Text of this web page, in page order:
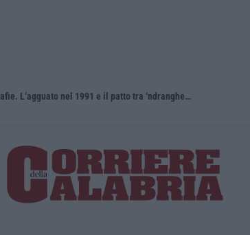
Antonino Scopelliti, il “giudice solo” contro le mafie. L’agguato nel 1991 e il patto tra ‘ndrangheta e Cosa nostra